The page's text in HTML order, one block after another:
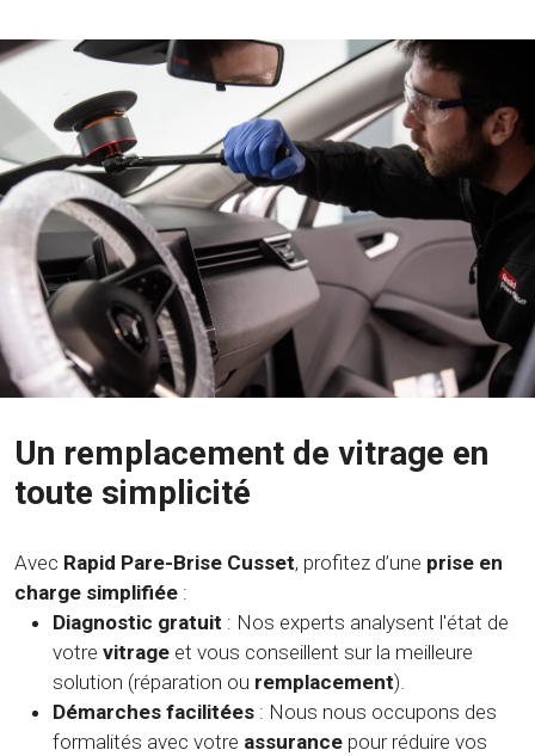
Un remplacement de vitrage en
toute simplicité
Avec Rapid Pare-Brise Cusset, profitez d’une prise en
charge simplifiée :
Diagnostic gratuit : Nos experts analysent l'état de
votre vitrage et vous conseillent sur la meilleure
solution (réparation ou remplacement).
Démarches facilitées : Nous nous occupons des
formalités avec votre assurance pour réduire vos